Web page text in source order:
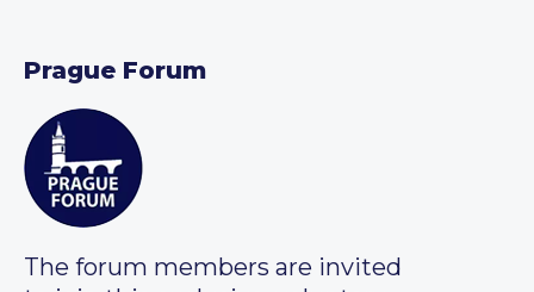
Prague Forum
The forum members are invited